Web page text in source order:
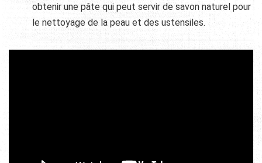
obtenir une pâte qui peut servir de savon naturel pour
le nettoyage de la peau et des ustensiles.